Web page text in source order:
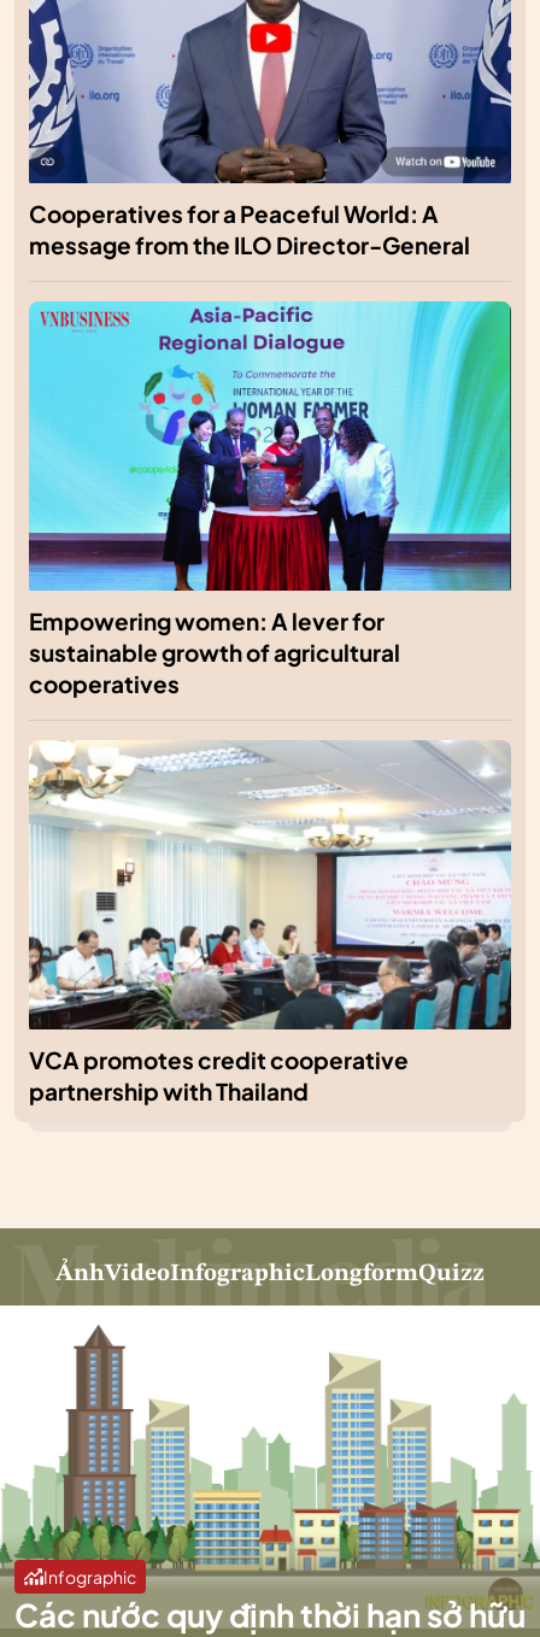
Cooperatives for a Peaceful World: A
message from the ILO Director-General
Empowering women: A lever for
sustainable growth of agricultural
cooperatives
VCA promotes credit cooperative
partnership with Thailand
ẢnhVideoInfographicLongformQuizz
Infographic
Các nước quy định thời hạn sở hữu